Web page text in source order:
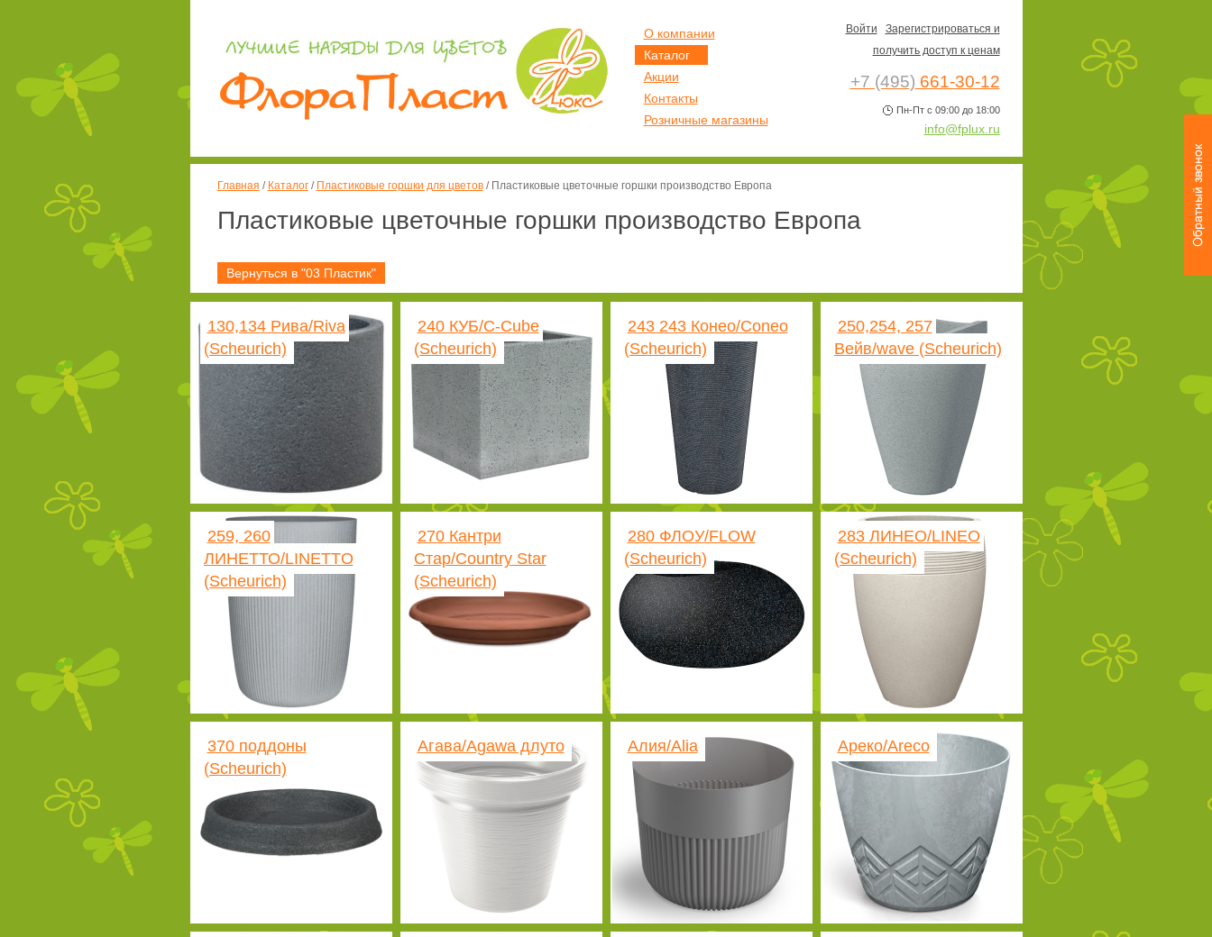
Главная / Каталог/ Пластиковые горшки для цветов/ Пластиковые цветочные горшки производство Европа
Пластиковые цветочные горшки производство Европа
Вернуться в "03 Пластик"
130,134 Рива/Riva
(Scheurich)
240 КУБ/C-Cube
(Scheurich)
243 243 Конео/Coneo
(Scheurich)
250,254, 257
Вейв/wave (Scheurich)
259, 260
ЛИНЕТТО/LINETTO
(Scheurich)
270 Кантри
Стар/Country Star
(Scheurich)
280 ФЛОУ/FLOW
(Scheurich)
283 ЛИНЕО/LINEO
(Scheurich)
370 поддоны
(Scheurich)
Агава/Agawa длуто Алия/Alia Ареко/Areco
О компании
Каталог
Акции
Контакты
Розничные магазины
Войти
Зарегистрироваться и
получить доступ к ценам
+7 (495) 661-30-12
Пн-Пт с 09:00 до 18:00
info@fplux.ru